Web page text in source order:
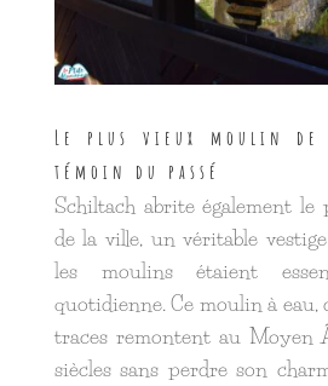
Le plus vieux moulin
témoin du passé
Schiltach abrite également
de la ville, un véritable
les moulins étaient
quotidienne. Ce moulin à eau,
traces remontent au Moyen
siècles sans perdre son